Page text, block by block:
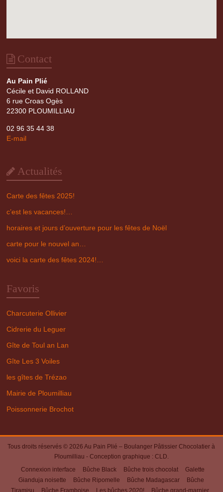
Contact
Au Pain Plié
Cécile et David ROLLAND
6 rue Croas Ogès
22300 PLOUMILLIAU
02 96 35 44 38
E-mail
Actualités
Carte des fêtes 2025!
c’est les vacances!…
horaires et jours d’ouverture pour les fêtes de Noël
carte pour le nouvel an…
voici la carte des fêtes 2024!…
Favoris
Charcuterie Ollivier
Cidrerie du Leguer
Gîte de Toul an Lan
Gîte Les 3 Voiles
les gîtes de Trézao
Mairie de Ploumilliau
Poissonnerie Brochot
Tous droits réservés © 2026Au Pain Plié – Boulanger Pâtissier Chocolatier à
Ploumilliau - Conception graphique : CLD.
Connexion interface
Bûche Black Bûche trois chocolat
Galette
Gianduja noisette
Bûche Ripomelle Bûche Madagascar
Bûche
Tiramisu
Bûche Framboise Les bûches 2020! Bûche grand-marnier